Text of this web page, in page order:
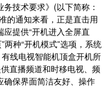
技术要求》(以下简称：
的通知来看，正是直击用
提供“开机进入全屏直
两种“开机模式”选项，系统
线电视智能机顶盒开机所
直播频道和时移电视、频
确保界面简洁友好、操作